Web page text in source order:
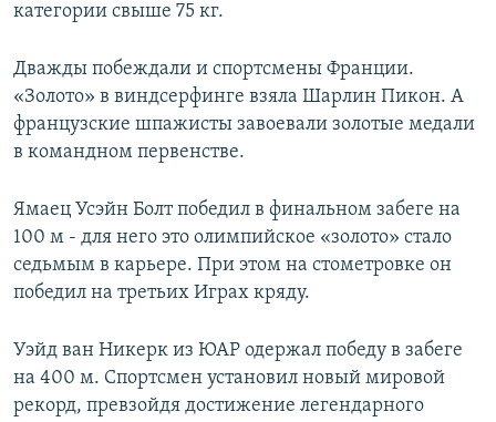
категории свыше 75 кг.
Дважды побеждали и спортсмены Франции.
«Золото» в виндсерфинге взяла Шарлин Пикон. А
французские шпажисты завоевали золотые медали
в командном первенстве.
Ямаец Усэйн Болт победил в финальном забеге на
100 м - для него это олимпийское «золото» стало
седьмым в карьере. При этом на стометровке он
победил на третьих Играх кряду.
Уэйд ван Никерк из ЮАР одержал победу в забеге
на 400 м. Спортсмен установил новый мировой
рекорд, превзойдя достижение легендарного